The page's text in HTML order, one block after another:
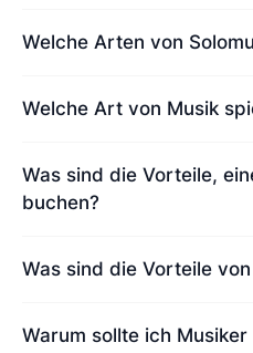
Welche Arten von
Welche Art von Musik
Was sind die Vorteile,
buchen?
Was sind die Vorteile
Warum sollte ich Musiker